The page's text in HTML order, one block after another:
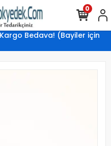
Bedava! (Bayiler için
0